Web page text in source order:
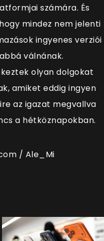
számára. És
mindez nem jelenti
ingyenes verziói
válnának.
olyan dolgokat
amiket eddig ingyen
az igazat megvallva
a hétköznapokban.
/ Ale_Mi